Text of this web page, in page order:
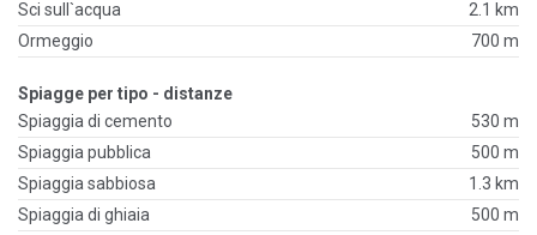
Sci sull`acqua
2.1 km
Ormeggio
700 m
Spiagge per tipo - distanze
Spiaggia di cemento
530 m
Spiaggia pubblica
500 m
Spiaggia sabbiosa
1.3 km
Spiaggia di ghiaia
500 m